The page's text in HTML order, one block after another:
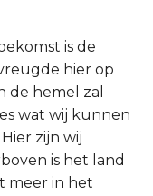
is de
hier op
de hemel zal
wat wij kunnen
zijn wij
is het land
meer in het